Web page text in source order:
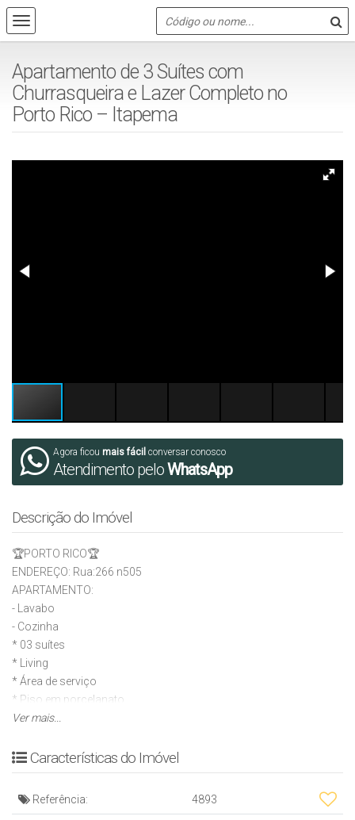
Apartamento de 3 Suítes com
Churrasqueira e Lazer Completo no
Porto Rico – Itapema
Agora ficou mais fácil conversar conosco
Atendimento peloWhatsApp
Descrição do Imóvel
🏆PORTO RICO🏆
ENDEREÇO: Rua:266 n505
APARTAMENTO:
- Lavabo
- ⁠Cozinha
* 03 suítes
* Living
* Área de serviço
* Piso em porcelanato
* Acabamento em gesso
* churasqueira
* 02 vagas individuais
Ver mais...
Características do Imóvel
Referência: 4893